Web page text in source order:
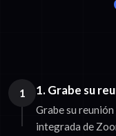
1 1. Grabe su
Grabe su
integrada de